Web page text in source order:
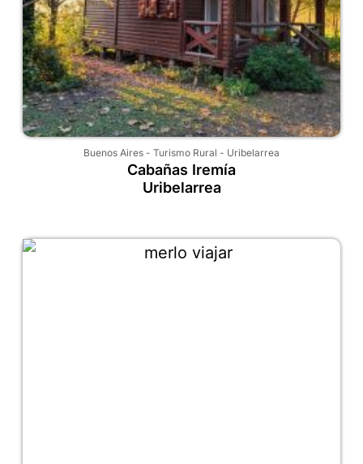
Buenos Aires - Turismo Rural - Uribelarrea
Cabañas Iremía
Uribelarrea